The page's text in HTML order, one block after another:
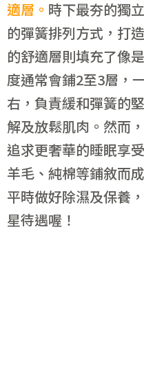
適層。 時下最夯的獨
的彈簧排列方式，打
的舒適層則填充了像
度通常會鋪2至3層，
右，負責緩和彈簧的
解及放鬆肌肉。然而
追求更奢華的睡眠享
羊毛、純棉等鋪敘而
平時做好除濕及保養
星待遇喔！